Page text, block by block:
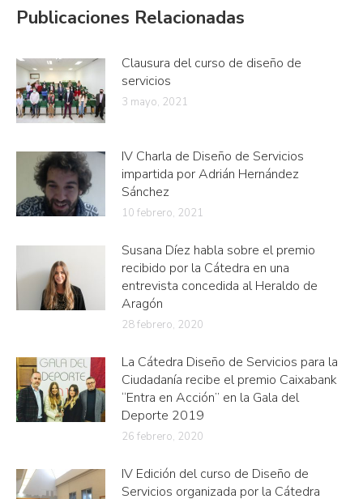
Publicaciones Relacionadas
Clausura del curso de diseño de
servicios
3 mayo, 2021
IV Charla de Diseño de Servicios
impartida por Adrián Hernández
Sánchez
10 febrero, 2021
Susana Díez habla sobre el premio
recibido por la Cátedra en una
entrevista concedida al Heraldo de
Aragón
28 febrero, 2020
La Cátedra Diseño de Servicios para la
Ciudadanía recibe el premio Caixabank
“Entra en Acción” en la Gala del
Deporte 2019
26 febrero, 2020
IV Edición del curso de Diseño de
Servicios organizada por la Cátedra